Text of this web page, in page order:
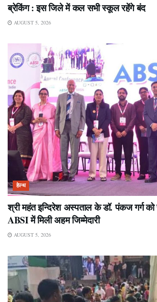
ब्रेकिंग : इस जिले में कल सभी स्कूल रहेंगे बंद
AUGUST 5, 2026
हेल्थ
श्री महंत इन्दिरेश अस्पताल के डॉ. पंकज गर्ग को
ABSI में मिली अहम जिम्मेदारी
AUGUST 5, 2026